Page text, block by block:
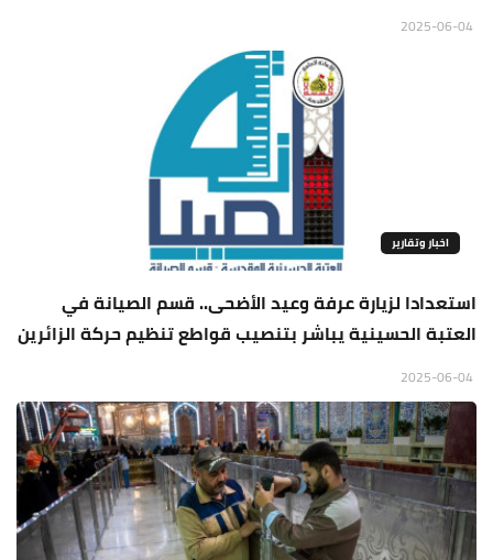
اخبار وتقارير
استعدادا لزيارة عرفة وعيد الأضحى.. قسم الصيانة في
العتبة الحسينية يباشر بتنصيب قواطع تنظيم حركة الزائرين